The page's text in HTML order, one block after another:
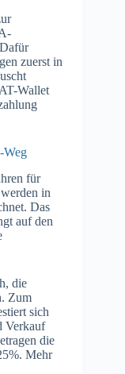
zuerst in
Wallet
Weg
für
in
Das
auf den
die
Zum
sich
Verkauf
die
Mehr